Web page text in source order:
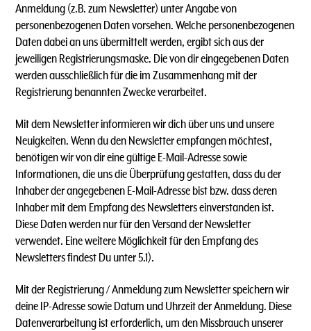
Anmeldung (z.B. zum Newsletter) unter Angabe von
personenbezogenen Daten vorsehen. Welche personenbezogenen
Daten dabei an uns übermittelt werden, ergibt sich aus der
jeweiligen Registrierungsmaske. Die von dir eingegebenen Daten
werden ausschließlich für die im Zusammenhang mit der
Registrierung benannten Zwecke verarbeitet.
Mit dem Newsletter informieren wir dich über uns und unsere
Neuigkeiten. Wenn du den Newsletter empfangen möchtest,
benötigen wir von dir eine gültige E-Mail-Adresse sowie
Informationen, die uns die Überprüfung gestatten, dass du der
Inhaber der angegebenen E-Mail-Adresse bist bzw. dass deren
Inhaber mit dem Empfang des Newsletters einverstanden ist.
Diese Daten werden nur für den Versand der Newsletter
verwendet. Eine weitere Möglichkeit für den Empfang des
Newsletters findest Du unter 5.1).
Mit der Registrierung / Anmeldung zum Newsletter speichern wir
deine IP-Adresse sowie Datum und Uhrzeit der Anmeldung. Diese
Datenverarbeitung ist erforderlich, um den Missbrauch unserer